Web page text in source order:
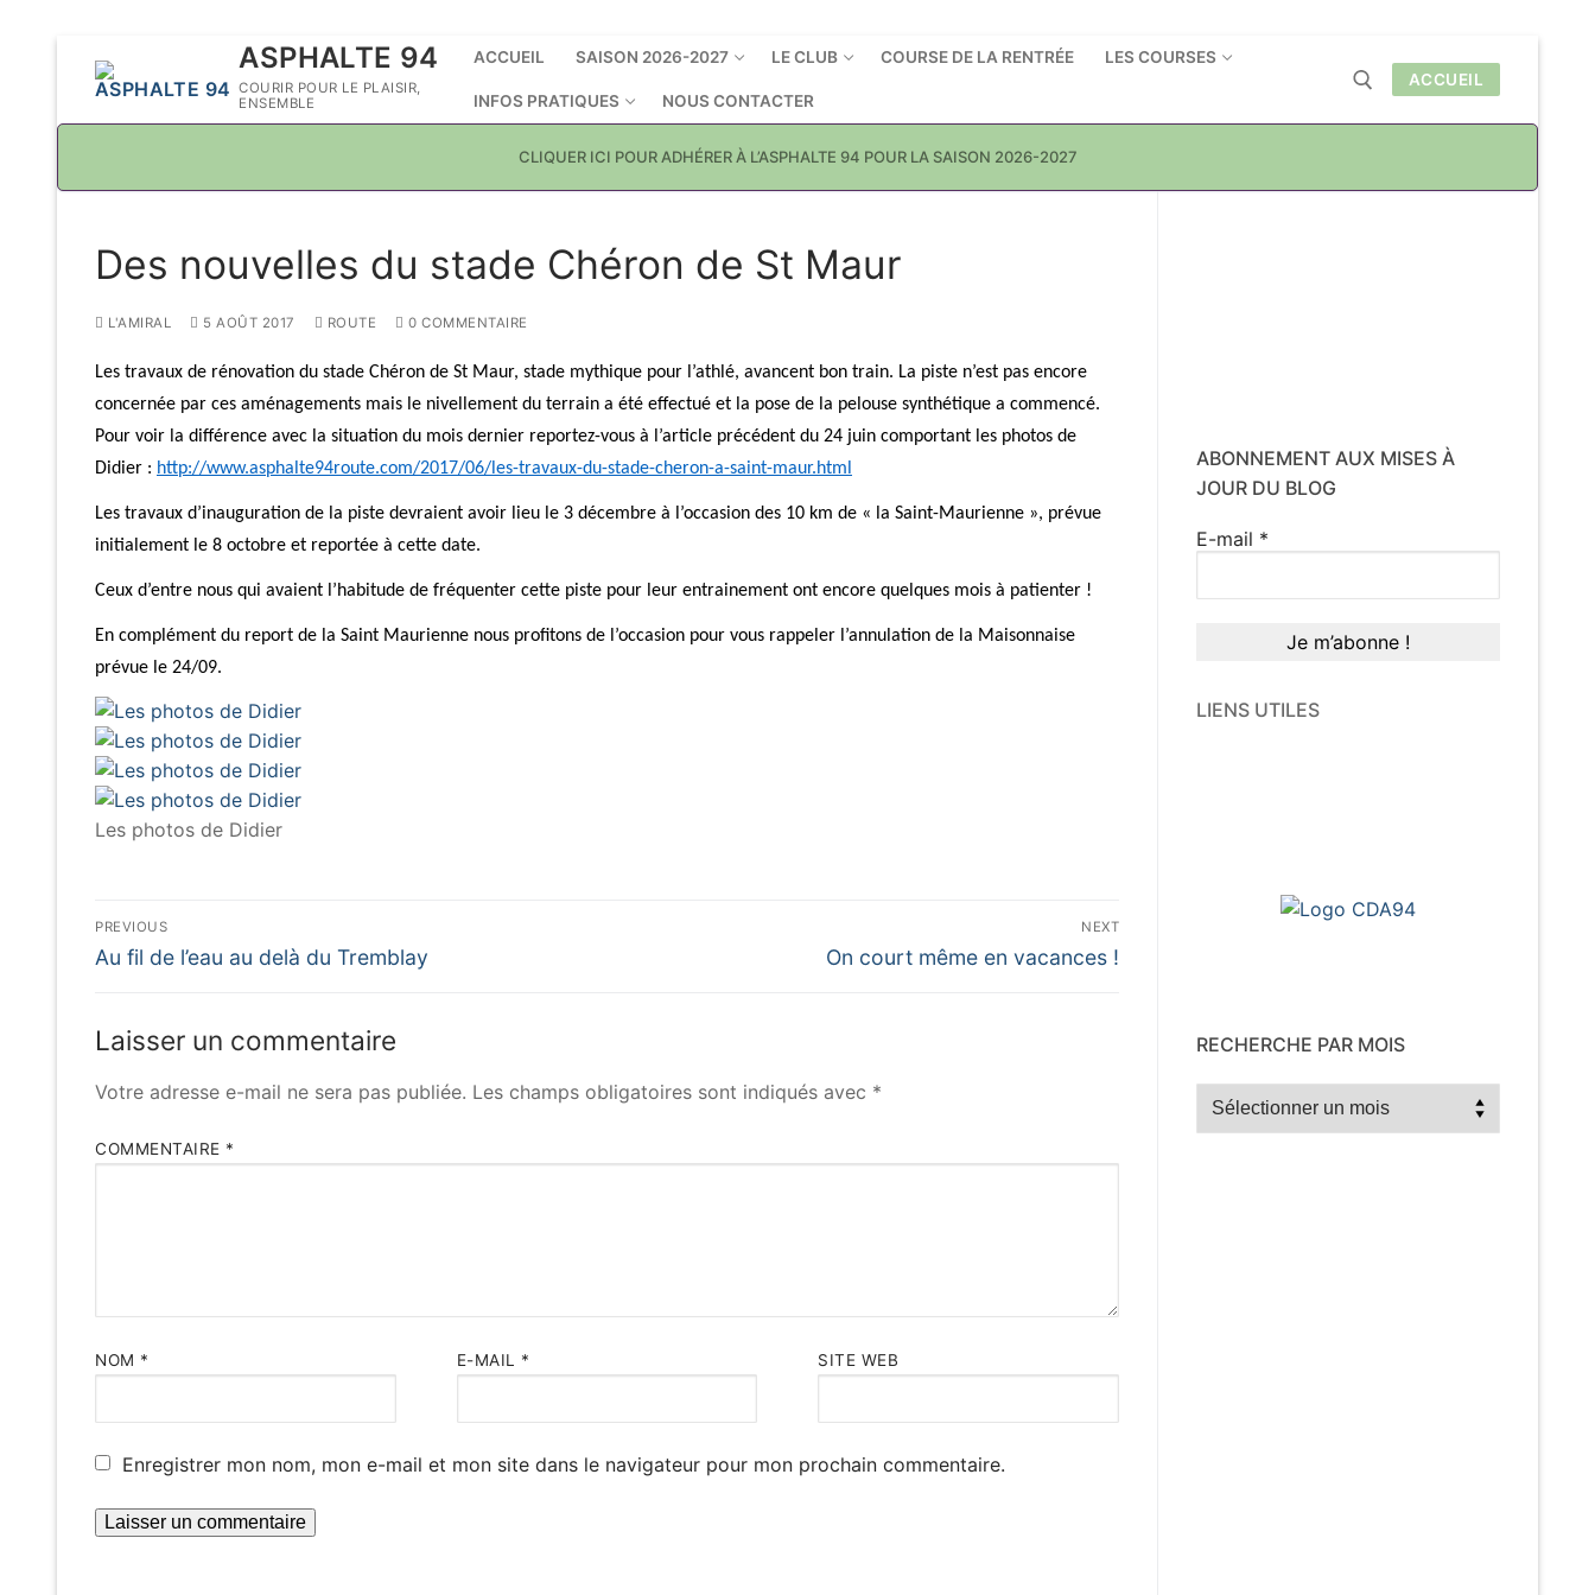
ASPHALTE 94
COURIR POUR LE PLAISIR,
ENSEMBLE
ACCUEIL SAISON 2026-2027 LE CLUB COURSE DE LA RENTRÉE LES COURSES
INFOS PRATIQUES NOUS CONTACTER
ACCUEIL
CLIQUER ICI POUR ADHÉRER À L’ASPHALTE 94 POUR LA SAISON 2026-2027
Des nouvelles du stade Chéron de St Maur
L'AMIRAL 5 AOÛT 2017 ROUTE 0 COMMENTAIRE
Les travaux de rénovation du stade Chéron de St Maur, stade mythique pour l’athlé, avancent bon train. La piste n’est pas encore
concernée par ces aménagements mais le nivellement du terrain a été effectué et la pose de la pelouse synthétique a commencé.
Pour voir la différence avec la situation du mois dernier reportez-vous à l’article précédent du 24 juin comportant les photos de
Didier : http://www.asphalte94route.com/2017/06/les-travaux-du-stade-cheron-a-saint-maur.html
Les travaux d’inauguration de la piste devraient avoir lieu le 3 décembre à l’occasion des 10 km de « la Saint-Maurienne », prévue
initialement le 8 octobre et reportée à cette date.
Ceux d’entre nous qui avaient l’habitude de fréquenter cette piste pour leur entrainement ont encore quelques mois à patienter !
En complément du report de la Saint Maurienne nous profitons de l’occasion pour vous rappeler l’annulation de la Maisonnaise
prévue le 24/09.
Les photos de Didier
Navigation
de
PREVIOUS
Previous
Au fil de l’eau au delà du Tremblay
NEXT
Next
On court même en vacances !
Laisser un commentaire
Votre adresse e-mail ne sera pas publiée. Les champs obligatoires sont indiqués avec *
COMMENTAIRE *
NOM * E-MAIL * SITE WEB
Enregistrer mon nom, mon e-mail et mon site dans le navigateur pour mon prochain commentaire.
ABONNEMENT AUX MISES À
JOUR DU BLOG
E-mail *
LIENS UTILES
RECHERCHE PAR MOIS
Recherche